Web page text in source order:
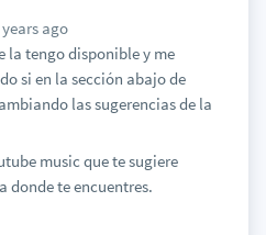
years ago
la tengo disponible y me
si en la sección abajo de
las sugerencias de la
music que te sugiere
donde te encuentres.